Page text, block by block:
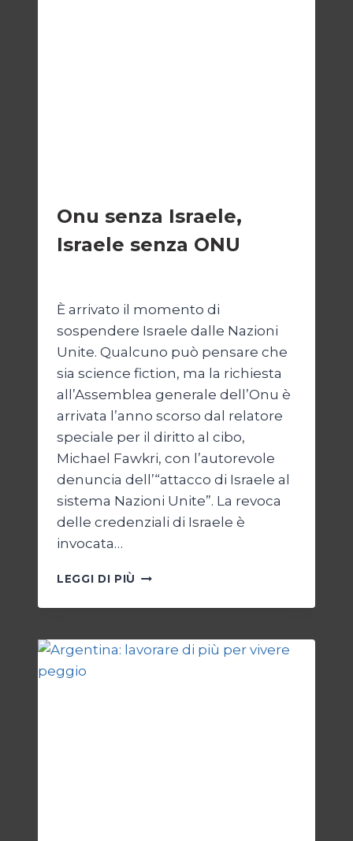
Onu senza Israele,
Israele senza ONU
È arrivato il momento di
sospendere Israele dalle Nazioni
Unite. Qualcuno può pensare che
sia science fiction, ma la richiesta
all’Assemblea generale dell’Onu è
arrivata l’anno scorso dal relatore
speciale per il diritto al cibo,
Michael Fawkri, con l’autorevole
denuncia dell’“attacco di Israele al
sistema Nazioni Unite”. La revoca
delle credenziali di Israele è
invocata…
LEGGI DI PIÙ ONU
ISRAELE,
SENZA
ONU